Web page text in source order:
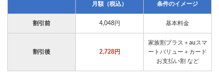
月額（税込） 条件のイメージ
割引前 4,048円 基本料金
割引後 2,728円
家族割プラス＋auスマ
ートバリュー＋カード
お支払い割 など